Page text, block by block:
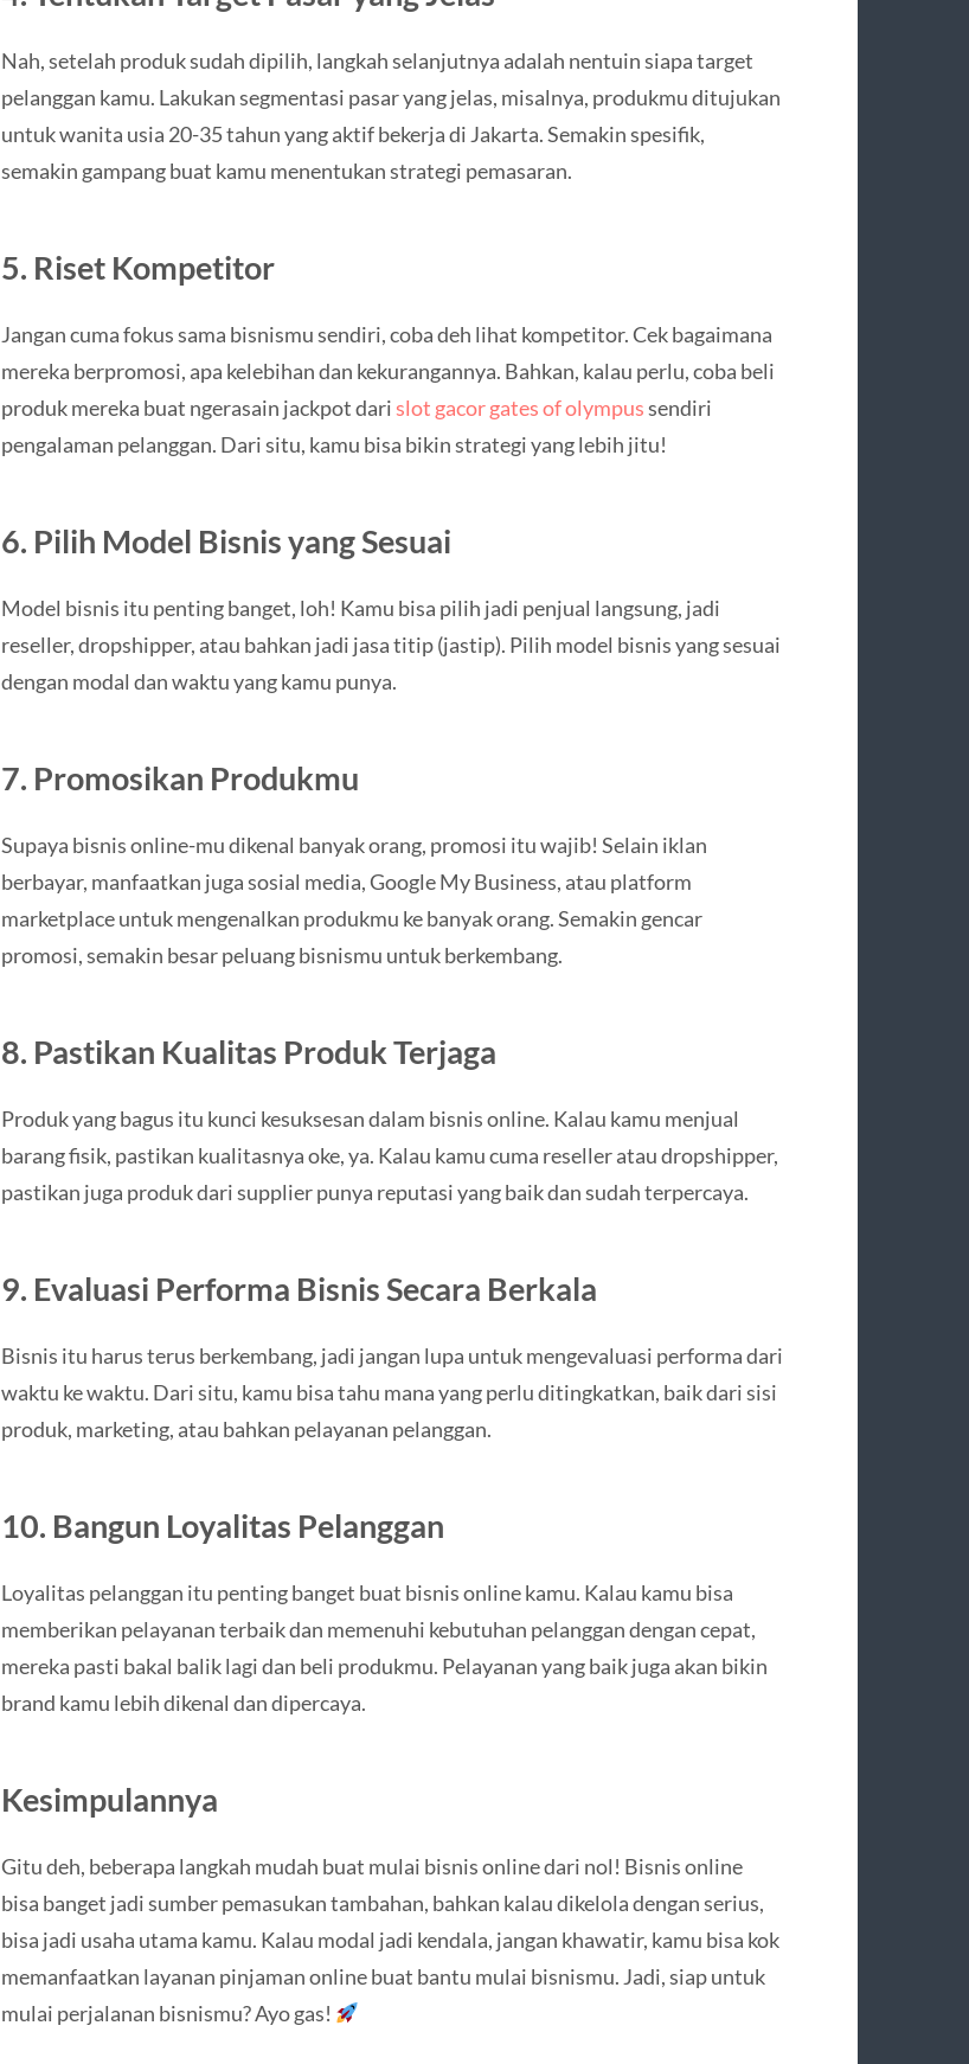
Nah, setelah produk sudah dipilih, langkah selanjutnya adalah nentuin siapa target
pelanggan kamu. Lakukan segmentasi pasar yang jelas, misalnya, produkmu ditujukan
untuk wanita usia 20-35 tahun yang aktif bekerja di Jakarta. Semakin spesifik,
semakin gampang buat kamu menentukan strategi pemasaran.
5. Riset Kompetitor
Jangan cuma fokus sama bisnismu sendiri, coba deh lihat kompetitor. Cek bagaimana
mereka berpromosi, apa kelebihan dan kekurangannya. Bahkan, kalau perlu, coba beli
produk mereka buat ngerasain jackpot darislot gacor gates of olympussendiri
pengalaman pelanggan. Dari situ, kamu bisa bikin strategi yang lebih jitu!
6. Pilih Model Bisnis yang Sesuai
Model bisnis itu penting banget, loh! Kamu bisa pilih jadi penjual langsung, jadi
reseller, dropshipper, atau bahkan jadi jasa titip (jastip). Pilih model bisnis yang sesuai
dengan modal dan waktu yang kamu punya.
7. Promosikan Produkmu
Supaya bisnis online-mu dikenal banyak orang, promosi itu wajib! Selain iklan
berbayar, manfaatkan juga sosial media, Google My Business, atau platform
marketplace untuk mengenalkan produkmu ke banyak orang. Semakin gencar
promosi, semakin besar peluang bisnismu untuk berkembang.
8. Pastikan Kualitas Produk Terjaga
Produk yang bagus itu kunci kesuksesan dalam bisnis online. Kalau kamu menjual
barang fisik, pastikan kualitasnya oke, ya. Kalau kamu cuma reseller atau dropshipper,
pastikan juga produk dari supplier punya reputasi yang baik dan sudah terpercaya.
9. Evaluasi Performa Bisnis Secara Berkala
Bisnis itu harus terus berkembang, jadi jangan lupa untuk mengevaluasi performa dari
waktu ke waktu. Dari situ, kamu bisa tahu mana yang perlu ditingkatkan, baik dari sisi
produk, marketing, atau bahkan pelayanan pelanggan.
10. Bangun Loyalitas Pelanggan
Loyalitas pelanggan itu penting banget buat bisnis online kamu. Kalau kamu bisa
memberikan pelayanan terbaik dan memenuhi kebutuhan pelanggan dengan cepat,
mereka pasti bakal balik lagi dan beli produkmu. Pelayanan yang baik juga akan bikin
brand kamu lebih dikenal dan dipercaya.
Kesimpulannya
Gitu deh, beberapa langkah mudah buat mulai bisnis online dari nol! Bisnis online
bisa banget jadi sumber pemasukan tambahan, bahkan kalau dikelola dengan serius,
bisa jadi usaha utama kamu. Kalau modal jadi kendala, jangan khawatir, kamu bisa kok
memanfaatkan layanan pinjaman online buat bantu mulai bisnismu. Jadi, siap untuk
mulai perjalanan bisnismu? Ayo gas!